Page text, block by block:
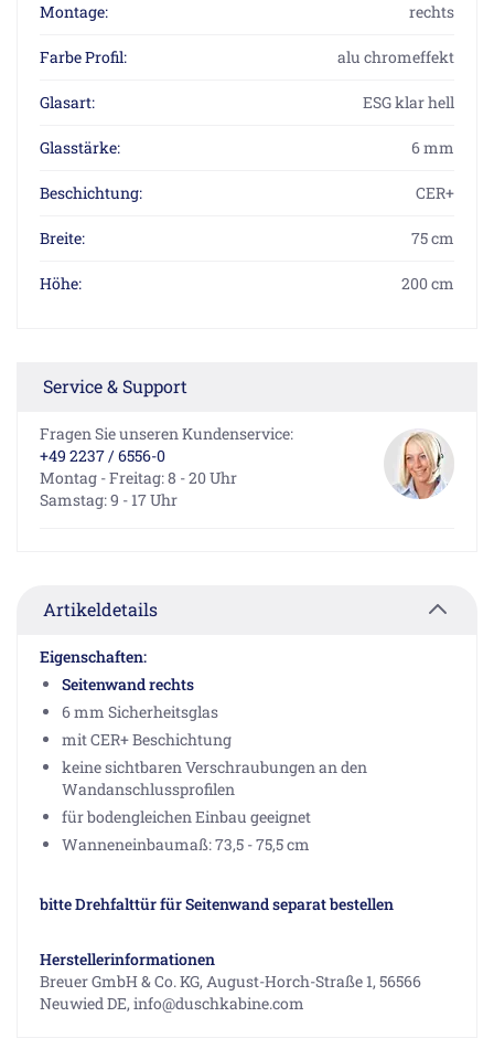
Montage: rechts
Farbe Profil: alu chromeffekt
Glasart: ESG klar hell
Glasstärke: 6 mm
Beschichtung: CER+
Breite: 75 cm
Höhe: 200 cm
Service & Support
Fragen Sie unseren Kundenservice:
+49 2237 / 6556-0
Montag - Freitag: 8 - 20 Uhr
Samstag: 9 - 17 Uhr
Artikeldetails
Eigenschaften:
Seitenwand rechts
6 mm Sicherheitsglas
mit CER+ Beschichtung
keine sichtbaren Verschraubungen an den
Wandanschlussprofilen
für bodengleichen Einbau geeignet
Wanneneinbaumaß: 73,5 - 75,5 cm
bitte Drehfalttür für Seitenwand separat bestellen
Herstellerinformationen
Breuer GmbH & Co. KG, August-Horch-Straße 1, 56566
Neuwied DE, info@duschkabine.com